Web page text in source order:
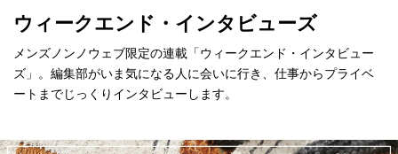
ウィークエンド・インタビューズ
メンズノンノウェブ限定の連載「ウィークエンド・インタビュー
ズ」。編集部がいま気になる人に会いに行き、仕事からプライベ
ートまでじっくりインタビューします。